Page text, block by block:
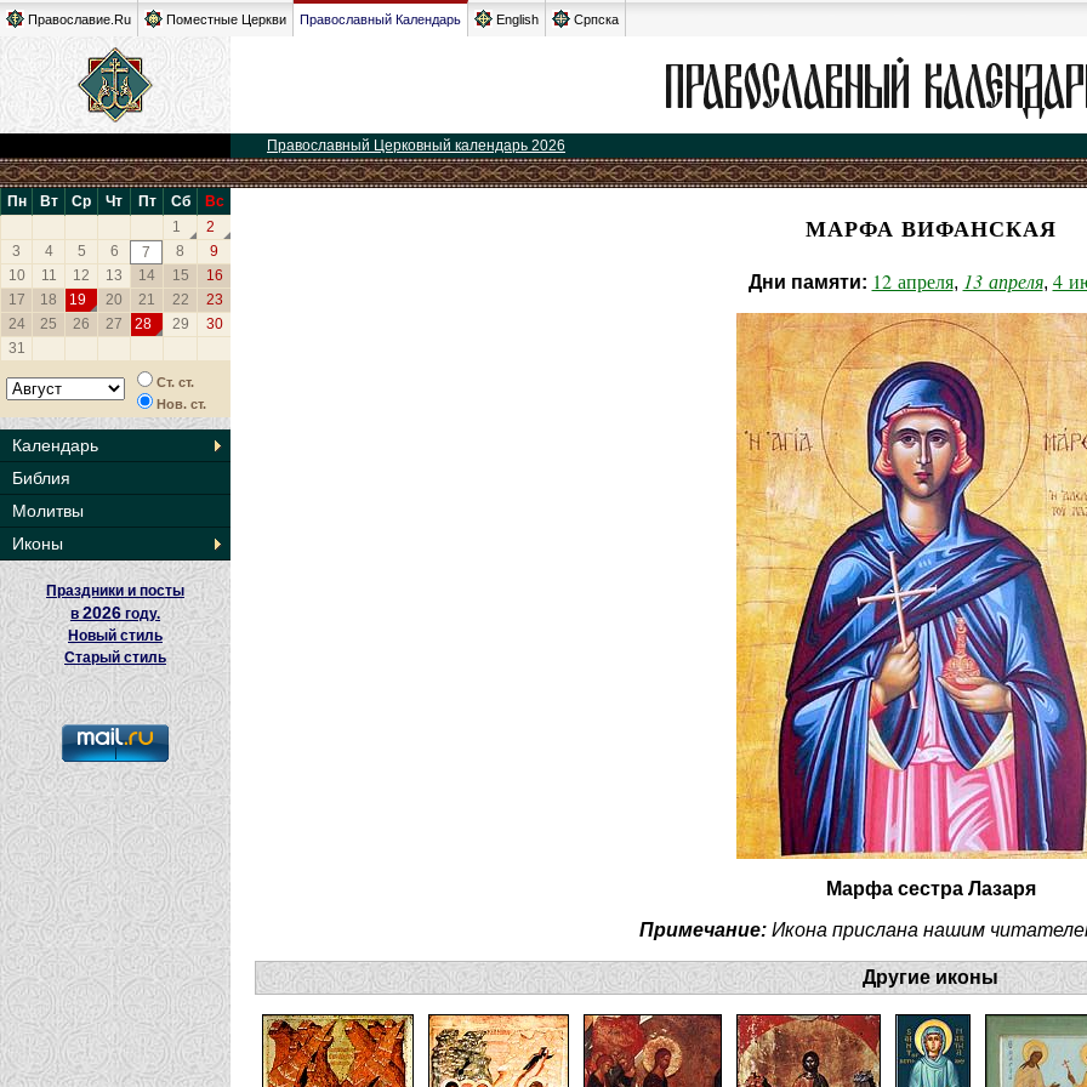
Православие.Ru Поместные Церкви Православный Календарь English Српска
Православный Церковный календарь 2026
Пн Вт Ср Чт Пт Сб
Вс
1
2
3
4 5 6 7 8
9
10
11 12 13 14 15
16
17
18 19 20 21 22
23
24
25 26 27 28 29
30
31
Ст. ст.
Нов. ст.
Календарь
Библия
Молитвы
Иконы
Праздники и посты
в2026 году.
Новый стиль
Старый стиль
МАРФА ВИФАНСКАЯ
Дни памяти: 12 апреля, 13 апреля, 4
Марфа сестра Лазаря
Примечание: Икона прислана нашим
Другие иконы